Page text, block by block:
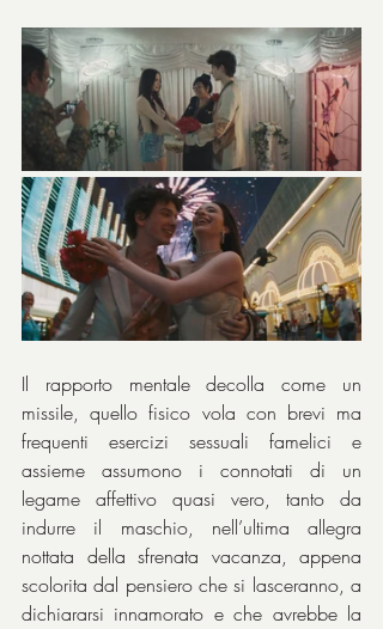
Il rapporto mentale decolla come un
missile, quello fisico vola con brevi ma
frequenti esercizi sessuali famelici e
assieme assumono i connotati di un
legame affettivo quasi vero, tanto da
indurre il maschio, nell’ultima allegra
nottata della sfrenata vacanza, appena
scolorita dal pensiero che si lasceranno, a
dichiararsi innamorato e che avrebbe la